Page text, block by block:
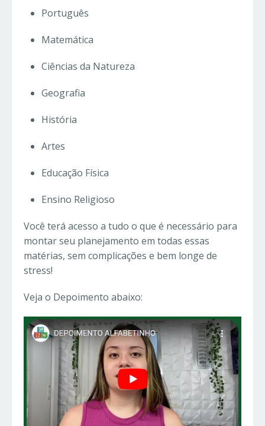
Português
Matemática
Ciências da Natureza
Geografia
História
Artes
Educação Física
Ensino Religioso
Você terá acesso a tudo o que é necessário para
montar seu planejamento em todas essas
matérias, sem complicações e bem longe de
stress!
Veja o Depoimento abaixo: